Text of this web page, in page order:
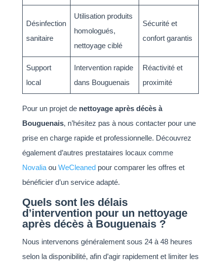
Désinfection
sanitaire
Utilisation produits
homologués,
nettoyage ciblé
Sécurité et
confort garantis
Support
local
Intervention rapide
dans Bouguenais
Réactivité et
proximité
Pour un projet de nettoyage après décès à
Bouguenais, n’hésitez pas à nous contacter pour une
prise en charge rapide et professionnelle. Découvrez
également d’autres prestataires locaux comme
Novaliaou WeCleanedpour comparer les offres et
bénéficier d’un service adapté.
Quels sont les délais
d’intervention pour un nettoyage
après décès à Bouguenais ?
Nous intervenons généralement sous 24 à 48 heures
selon la disponibilité, afin d’agir rapidement et limiter les